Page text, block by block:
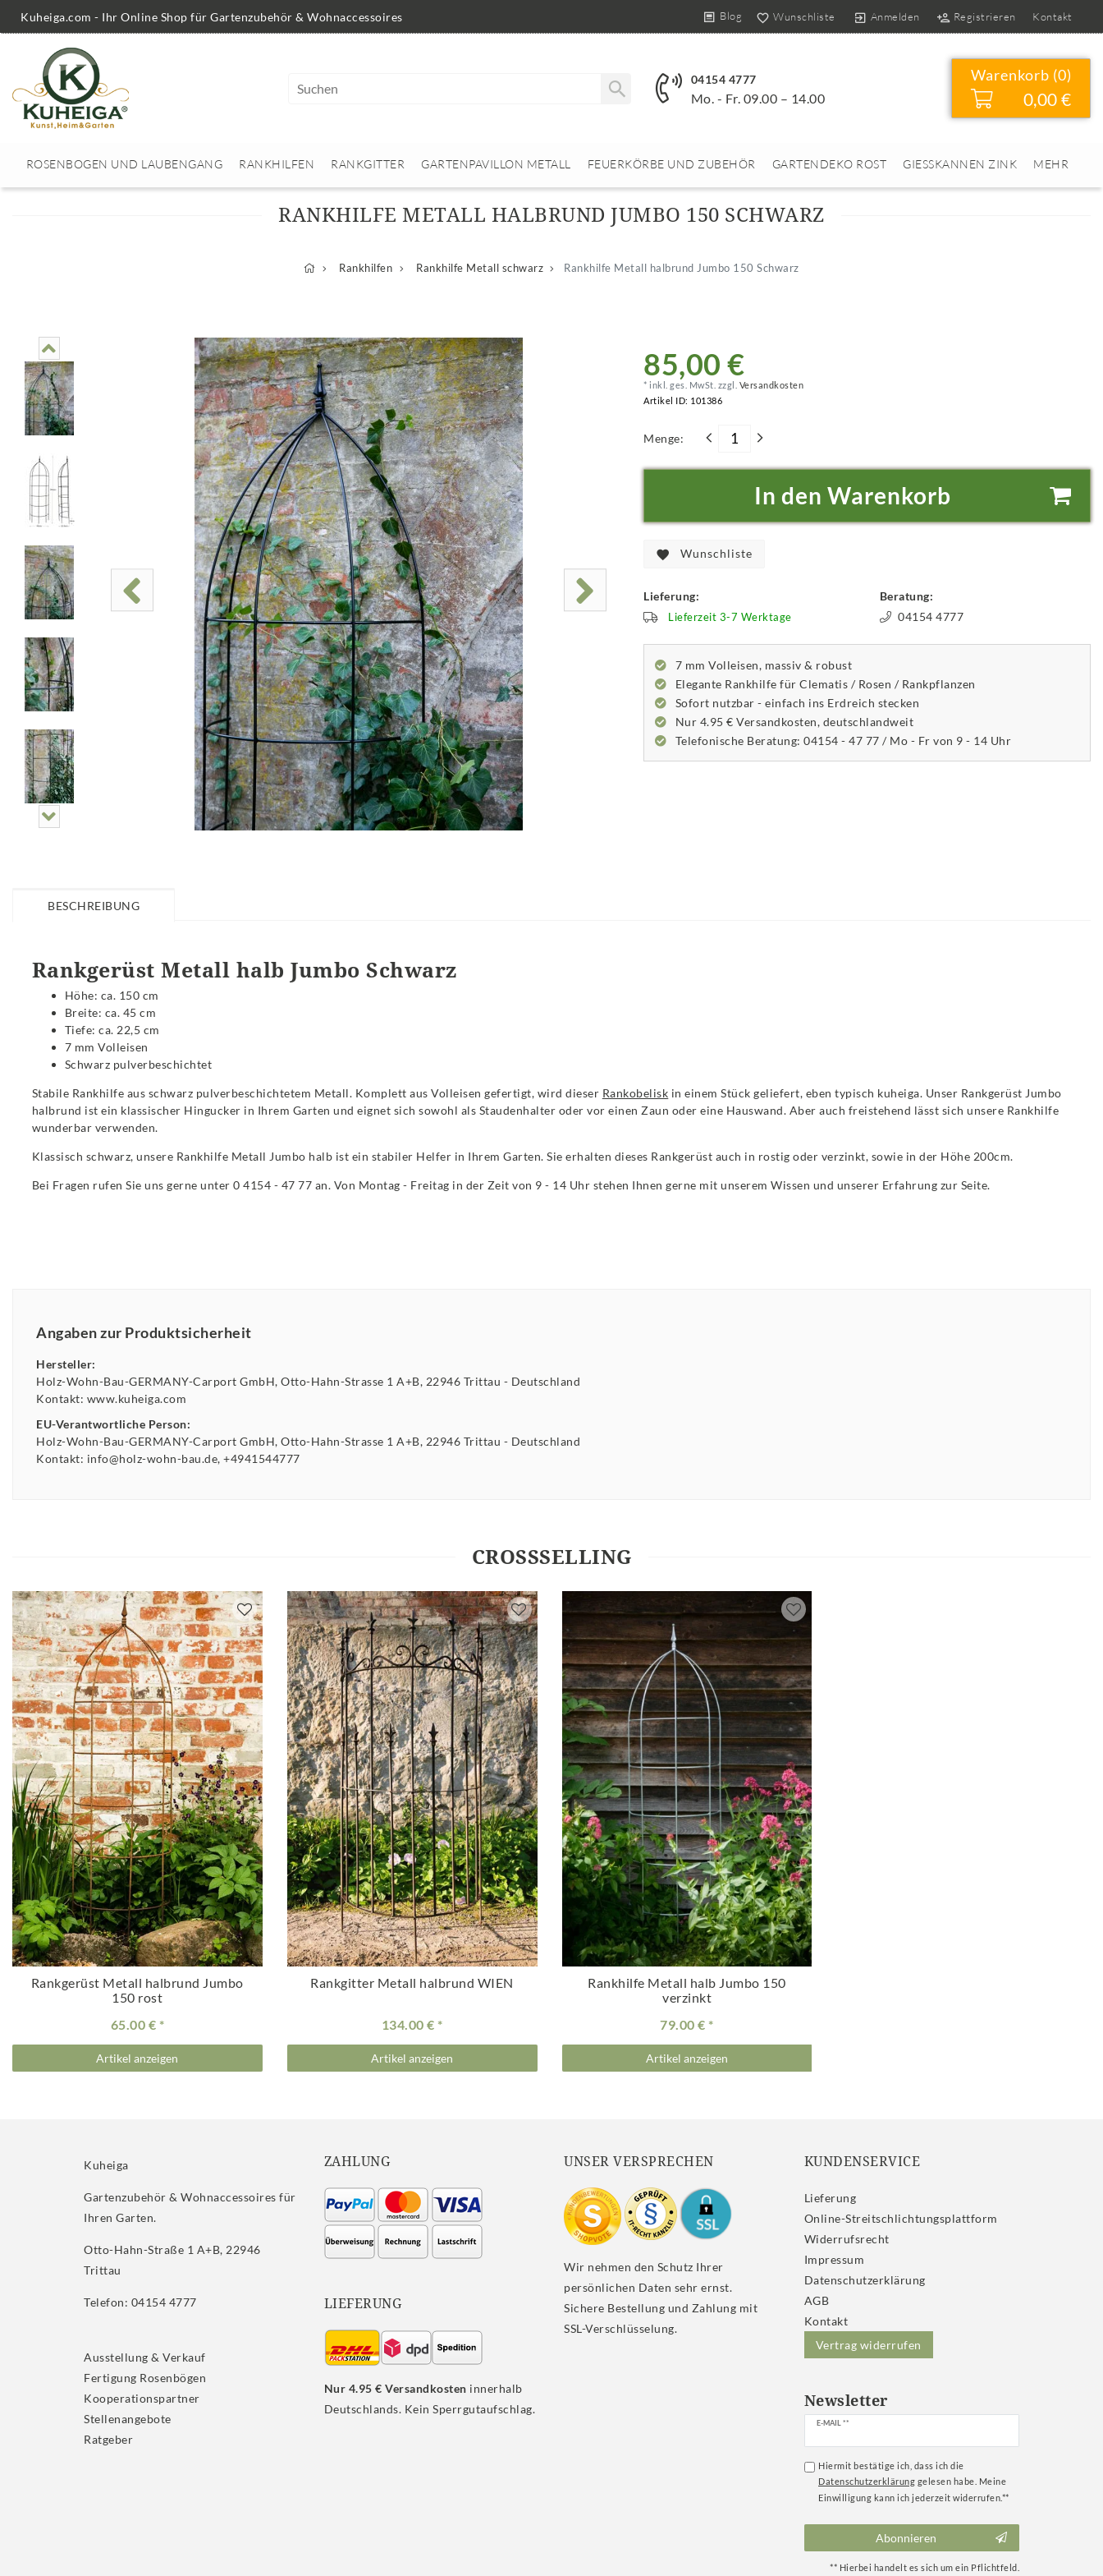
Kuheiga.com - Ihr Online Shop für Gartenzubehör & Wohnaccessoires Blog Wunschliste Anmelden Registrieren Kontakt
04154 4777
Mo. - Fr. 09.00 – 14.00
Warenkorb (0)
0,00 €
ROSENBOGEN UND LAUBENGANG RANKHILFEN RANKGITTER GARTENPAVILLON METALL FEUERKÖRBE UND ZUBEHÖR GARTENDEKO ROST GIESSKANNEN ZINK MEHR
RANKHILFE METALL HALBRUND JUMBO 150 SCHWARZ
Rankhilfen Rankhilfe Metall schwarz Rankhilfe Metall halbrund Jumbo 150 Schwarz
85,00 €
* inkl. ges. MwSt. zzgl.
Versandkosten
Artikel ID: 101386
Menge:
In den Warenkorb
Wunschliste
Lieferung:
Lieferzeit 3-7 Werktage
Beratung:
04154 4777
7 mm Volleisen, massiv & robust
Elegante Rankhilfe für Clematis / Rosen / Rankpflanzen
Sofort nutzbar - einfach ins Erdreich stecken
Nur 4.95 € Versandkosten, deutschlandweit
Telefonische Beratung: 04154 - 47 77 / Mo - Fr von 9 - 14 Uhr
BESCHREIBUNG
Rankgerüst Metall halb Jumbo Schwarz
Höhe: ca. 150 cm
Breite: ca. 45 cm
Tiefe: ca. 22,5 cm
7 mm Volleisen
Schwarz pulverbeschichtet
Stabile Rankhilfe aus schwarz pulverbeschichtetem Metall. Komplett aus Volleisen gefertigt, wird dieser Rankobelisk in einem Stück geliefert, eben typisch kuheiga. Unser Rankgerüst Jumbo
halbrund ist ein klassischer Hingucker in Ihrem Garten und eignet sich sowohl als Staudenhalter oder vor einen Zaun oder eine Hauswand. Aber auch freistehend lässt sich unsere Rankhilfe
wunderbar verwenden.
Klassisch schwarz, unsere Rankhilfe Metall Jumbo halb ist ein stabiler Helfer in Ihrem Garten. Sie erhalten dieses Rankgerüst auch in rostig oder verzinkt, sowie in der Höhe 200cm.
Bei Fragen rufen Sie uns gerne unter 0 4154 - 47 77 an. Von Montag - Freitag in der Zeit von 9 - 14 Uhr stehen Ihnen gerne mit unserem Wissen und unserer Erfahrung zur Seite.
Angaben zur Produktsicherheit
Hersteller:
Holz-Wohn-Bau-GERMANY-Carport GmbH Otto-Hahn-Strasse 1 A+B 22946 Trittau
Deutschland
Kontakt: www.kuheiga.com
EU-Verantwortliche Person:
Holz-Wohn-Bau-GERMANY-Carport GmbH Otto-Hahn-Strasse 1 A+B 22946 Trittau
Deutschland
Kontakt: info@holz-wohn-bau.de +4941544777
CROSSSELLING
Rankgerüst Metall halbrund Jumbo
150 rost
65.00 €
Artikel anzeigen
Rankgitter Metall halbrund WIEN
134.00 €
Artikel anzeigen
Rankhilfe Metall halb Jumbo 150
verzinkt
79.00 €
Artikel anzeigen
Kuheiga
Gartenzubehör & Wohnaccessoires für
Ihren Garten.
Otto-Hahn-Straße 1 A+B, 22946
Trittau
Telefon: 04154 4777
Ausstellung & Verkauf
Fertigung Rosenbögen
Kooperationspartner
Stellenangebote
Ratgeber
ZAHLUNG
LIEFERUNG
Nur 4.95 € Versandkosten innerhalb
Deutschlands. Kein Sperrgutaufschlag.
UNSER VERSPRECHEN
Wir nehmen den Schutz Ihrer
persönlichen Daten sehr ernst.
Sichere Bestellung und Zahlung mit
SSL-Verschlüsselung.
KUNDENSERVICE
Lieferung
Online-Streitschlichtungsplattform
Widerrufs­recht
Impressum
Daten­schutz­erklärung
AGB
Kontakt
Vertrag widerrufen
Newsletter
E-MAIL **
Newsletter
Honig
Hiermit bestätige ich, dass ich die
Daten­schutz­erklärung gelesen habe. Meine
Einwilligung kann ich jederzeit widerrufen.**
Abonnieren
** Hierbei handelt es sich um ein Pflichtfeld.